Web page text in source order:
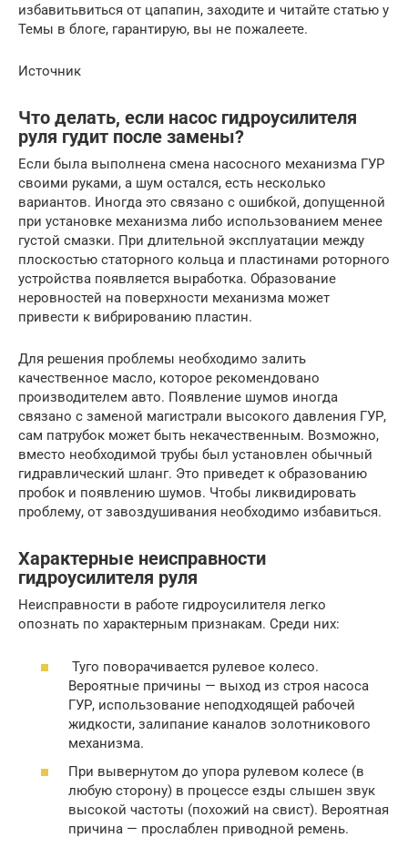
избавитьвиться от цапапин, заходите и читайте статью у
Темы в блоге, гарантирую, вы не пожалеете.
Источник
Что делать, если насос гидроусилителя
руля гудит после замены?
Если была выполнена смена насосного механизма ГУР
своими руками, а шум остался, есть несколько
вариантов. Иногда это связано с ошибкой, допущенной
при установке механизма либо использованием менее
густой смазки. При длительной эксплуатации между
плоскостью статорного кольца и пластинами роторного
устройства появляется выработка. Образование
неровностей на поверхности механизма может
привести к вибрированию пластин.
Для решения проблемы необходимо залить
качественное масло, которое рекомендовано
производителем авто. Появление шумов иногда
связано с заменой магистрали высокого давления ГУР,
сам патрубок может быть некачественным. Возможно,
вместо необходимой трубы был установлен обычный
гидравлический шланг. Это приведет к образованию
пробок и появлению шумов. Чтобы ликвидировать
проблему, от завоздушивания необходимо избавиться.
Характерные неисправности
гидроусилителя руля
Неисправности в работе гидроусилителя легко
опознать по характерным признакам. Среди них:
Туго поворачивается рулевое колесо.
Вероятные причины — выход из строя насоса
ГУР, использование неподходящей рабочей
жидкости, залипание каналов золотникового
механизма.
При вывернутом до упора рулевом колесе (в
любую сторону) в процессе езды слышен звук
высокой частоты (похожий на свист). Вероятная
причина — прослаблен приводной ремень.